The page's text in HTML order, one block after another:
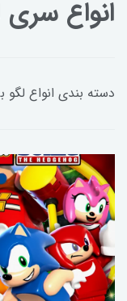
انواع سری
دسته بندی انواع